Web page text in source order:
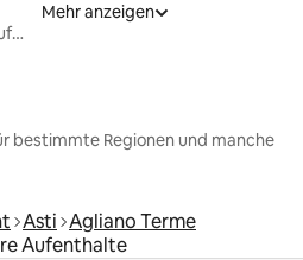
Unterkünfte für längere Aufenthalte
Mehr anzeigen
bestimmte Regionen und manche
Asti Agliano Terme
Aufenthalte